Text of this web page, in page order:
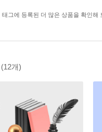
태그에 등록된 더 많은 상품을 확인해
(12개)